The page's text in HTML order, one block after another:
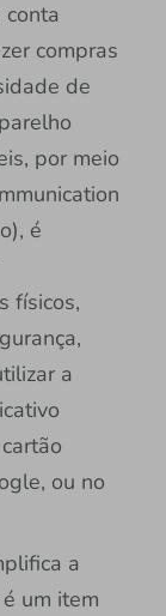
conta
compras
de
por meio
é
físicos,
a
ou no
a
um item